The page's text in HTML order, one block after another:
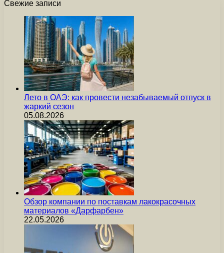
Свежие записи
Лето в ОАЭ: как провести незабываемый отпуск в
жаркий сезон
05.08.2026
Обзор компании по поставкам лакокрасочных
материалов «Дарфарбен»
22.05.2026